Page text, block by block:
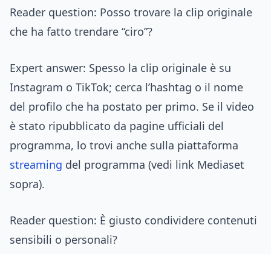
Reader question: Posso trovare la clip originale
che ha fatto trendare “ciro”?
Expert answer: Spesso la clip originale è su
Instagram o TikTok; cerca l’hashtag o il nome
del profilo che ha postato per primo. Se il video
è stato ripubblicato da pagine ufficiali del
programma, lo trovi anche sulla piattaforma
streaming del programma (vedi link Mediaset
sopra).
Reader question: È giusto condividere contenuti
sensibili o personali?